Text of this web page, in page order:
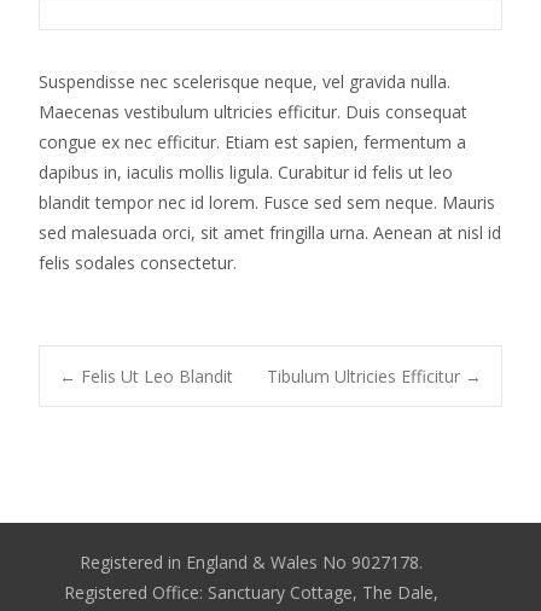
Suspendisse nec scelerisque neque, vel gravida nulla.
Maecenas vestibulum ultricies efficitur. Duis consequat
congue ex nec efficitur. Etiam est sapien, fermentum a
dapibus in, iaculis mollis ligula. Curabitur id felis ut leo
blandit tempor nec id lorem. Fusce sed sem neque. Mauris
sed malesuada orci, sit amet fringilla urna. Aenean at nisl id
felis sodales consectetur.
Post
← Felis Ut Leo Blandit Tibulum Ultricies Efficitur →
Registered in England & Wales No 9027178.
Registered Office: Sanctuary Cottage, The Dale,